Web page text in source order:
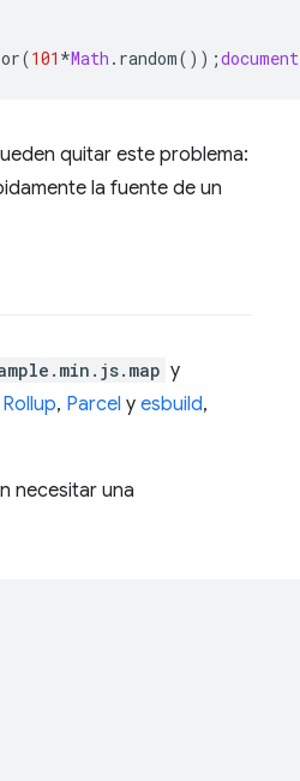
(101 *Math . random());document
quitar este problema:
la fuente de un
y
Rollup, Parcel y esbuild,
necesitar una